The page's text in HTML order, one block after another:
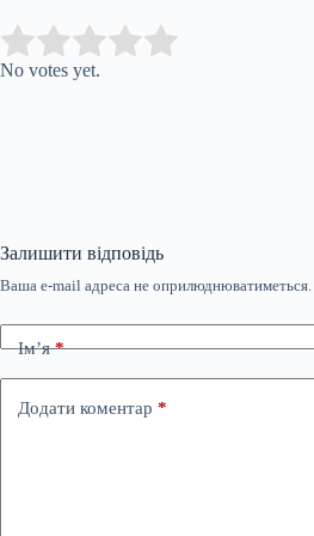
Rate this item:
No votes yet.
Залишити відповідь
Ваша e-mail адреса не оприлюднюватиметься.
Ім’я*
Додати коментар *